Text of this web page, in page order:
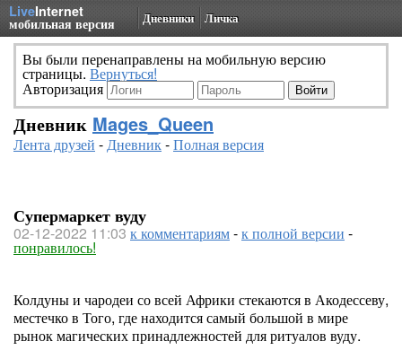
LiveInternet
мобильная версия Дневники Личка
Вы были перенаправлены на мобильную версию
страницы. Вернуться!
Авторизация
Дневник Mages_Queen
Лента друзей -Дневник-Полная версия
Супермаркет вуду
02-12-2022 11:03 к комментариям-к полной версии -
понравилось!
Колдуны и чародеи со всей Африки стекаются в Акодессеву,
местечко в Того, где находится самый большой в мире
рынок магических принадлежностей для ритуалов вуду.